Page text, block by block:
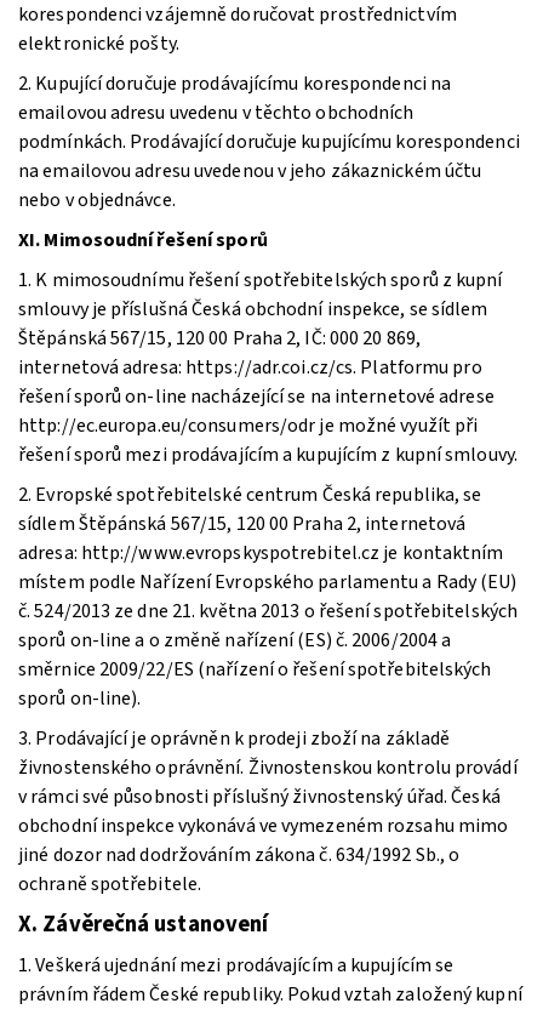
korespondenci vzájemně doručovat prostřednictvím
elektronické pošty.
2. Kupující doručuje prodávajícímu korespondenci na
emailovou adresu uvedenu v těchto obchodních
podmínkách. Prodávající doručuje kupujícímu korespondenci
na emailovou adresu uvedenou v jeho zákaznickém účtu
nebo v objednávce.
XI. Mimosoudní řešení sporů
1. K mimosoudnímu řešení spotřebitelských sporů z kupní
smlouvy je příslušná Česká obchodní inspekce, se sídlem
Štěpánská 567/15, 120 00 Praha 2, IČ: 000 20 869,
internetová adresa: https://adr.coi.cz/cs. Platformu pro
řešení sporů on-line nacházející se na internetové adrese
http://ec.europa.eu/consumers/odr je možné využít při
řešení sporů mezi prodávajícím a kupujícím z kupní smlouvy.
2. Evropské spotřebitelské centrum Česká republika, se
sídlem Štěpánská 567/15, 120 00 Praha 2, internetová
adresa: http://www.evropskyspotrebitel.cz je kontaktním
místem podle Nařízení Evropského parlamentu a Rady (EU)
č. 524/2013 ze dne 21. května 2013 o řešení spotřebitelských
sporů on-line a o změně nařízení (ES) č. 2006/2004 a
směrnice 2009/22/ES (nařízení o řešení spotřebitelských
sporů on-line).
3. Prodávající je oprávněn k prodeji zboží na základě
živnostenského oprávnění. Živnostenskou kontrolu provádí
v rámci své působnosti příslušný živnostenský úřad. Česká
obchodní inspekce vykonává ve vymezeném rozsahu mimo
jiné dozor nad dodržováním zákona č. 634/1992 Sb., o
ochraně spotřebitele.
X. Závěrečná ustanovení
1. Veškerá ujednání mezi prodávajícím a kupujícím se
právním řádem České republiky. Pokud vztah založený kupní